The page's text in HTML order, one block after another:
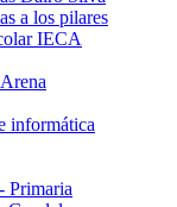
a los pilares
IECA
informática
Primaria